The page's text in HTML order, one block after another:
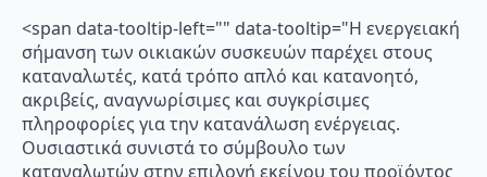
<span data-tooltip-left="" data-tooltip="Η ενεργειακή
σήμανση των οικιακών συσκευών παρέχει στους
καταναλωτές, κατά τρόπο απλό και κατανοητό,
ακριβείς, αναγνωρίσιμες και συγκρίσιμες
πληροφορίες για την κατανάλωση ενέργειας.
Ουσιαστικά συνιστά το σύμβουλο των
καταναλωτών στην επιλογή εκείνου του προϊόντος